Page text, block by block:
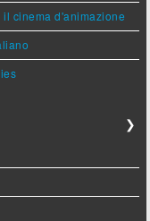
cinema d'animazione
❯